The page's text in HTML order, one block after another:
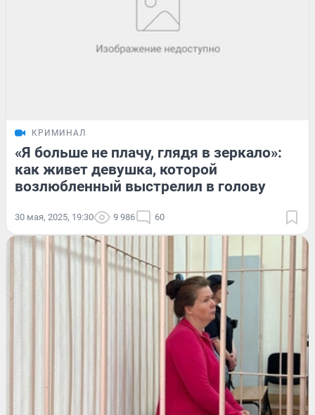
КРИМИНАЛ
«Я больше не плачу, глядя в зеркало»:
как живет девушка, которой
возлюбленный выстрелил в голову
30 мая, 2025, 19:30 9 986 60